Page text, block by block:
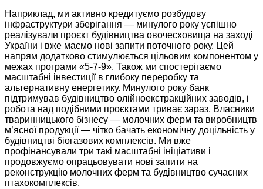
Наприклад, ми активно кредитуємо розбудову
інфраструктури зберігання — минулого року успішно
реалізували проєкт будівництва овочесховища на заході
України і вже маємо нові запити поточного року. Цей
напрям додатково стимулюється цільовим компонентом у
межах програми «5-7-9». Також ми спостерігаємо
масштабні інвестиції в глибоку переробку та
альтернативну енергетику. Минулого року банк
підтримував будівництво олійноекстракційних заводів, і
робота над подібними проєктами триває зараз. Власники
тваринницького бізнесу — молочних ферм та виробництв
м’ясної продукції — чітко бачать економічну доцільність у
будівництві біогазових комплексів. Ми вже
профінансували три такі масштабні ініціативи і
продовжуємо опрацьовувати нові запити на
реконструкцію молочних ферм та будівництво сучасних
птахокомплексів.